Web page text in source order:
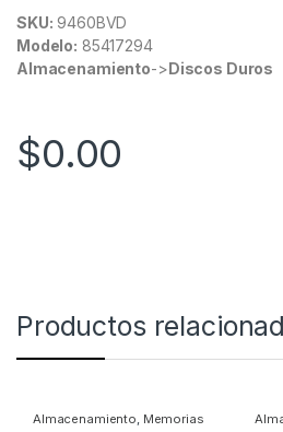
SKU: 9460BVD
Modelo: 85417294
Almacenamiento->Discos Duros
$0.00
Productos
Almacenamiento, Memorias